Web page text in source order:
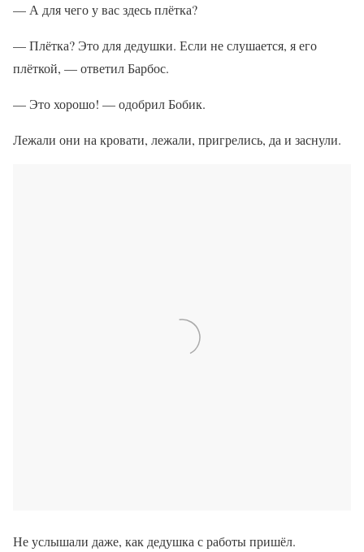
— А для чего у вас здесь плётка?
— Плётка? Это для дедушки. Если не слушается, я его
плёткой, — ответил Барбос.
— Это хорошо! — одобрил Бобик.
Лежали они на кровати, лежали, пригрелись, да и заснули.
Не услышали даже, как дедушка с работы пришёл.